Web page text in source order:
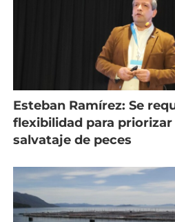
Esteban Ramírez: Se
flexibilidad para priorizar
salvataje de peces